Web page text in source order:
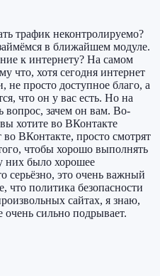
трафик неконтролируемо?
в ближайшем модуле.
к интернету? На самом
что, хотя сегодня интернет
не просто доступное благо, а
что он у вас есть. Но на
вопрос, зачем он вам. Во-
хотите во ВКонтакте
ВКонтакте, просто смотрят
чтобы хорошо выполнять
них было хорошее
серьёзно, это очень важный
что политика безопасности
сайтах, я знаю,
очень сильно подрывает.